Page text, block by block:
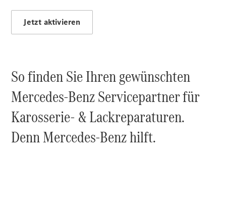
Mercedes-
Maybach
G-Klasse
Probefahrt
Benz Store
Jetzt aktivieren
So finden Sie Ihren gewünschten
Mercedes-Benz Servicepartner für
Karosserie- & Lackreparaturen.
Denn Mercedes-Benz hilft.